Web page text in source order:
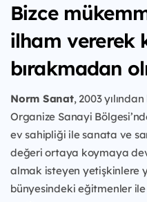
Bizce
ilham vererek
bırakmadan
Norm Sanat, 2003
Organize Sanayi
ev sahipliği ile sanata ve
değeri ortaya koymaya
almak isteyen yetişkinlere
bünyesindeki eğitmenler